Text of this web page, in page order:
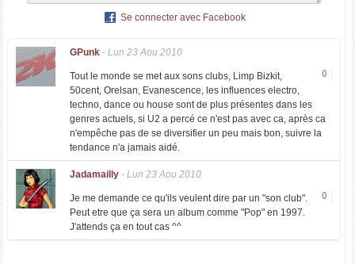
Se connecter avec Facebook
GPunk- Lun 23 Aou 2010
0
Tout le monde se met aux sons clubs, Limp Bizkit,
50cent, Orelsan, Evanescence, les influences electro,
techno, dance ou house sont de plus présentes dans les
genres actuels, si U2 a percé ce n'est pas avec ca, après ca
n'empêche pas de se diversifier un peu mais bon, suivre la
tendance n'a jamais aidé.
Jadamailly- Lun 23 Aou 2010
0
Je me demande ce qu'ils veulent dire par un "son club".
Peut etre que ça sera un album comme "Pop" en 1997.
J'attends ça en tout cas ^^